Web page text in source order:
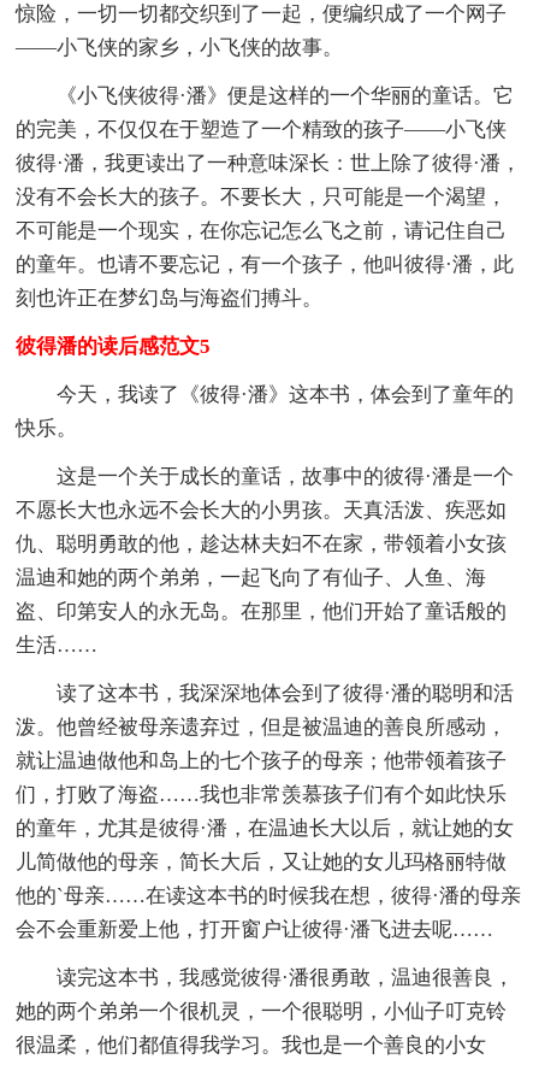
惊险，一切一切都交织到了一起，便编织成了一个网子
——小飞侠的家乡，小飞侠的故事。
《小飞侠彼得·潘》便是这样的一个华丽的童话。它
的完美，不仅仅在于塑造了一个精致的孩子——小飞侠
彼得·潘，我更读出了一种意味深长：世上除了彼得·潘，
没有不会长大的孩子。不要长大，只可能是一个渴望，
不可能是一个现实，在你忘记怎么飞之前，请记住自己
的童年。也请不要忘记，有一个孩子，他叫彼得·潘，此
刻也许正在梦幻岛与海盗们搏斗。
彼得潘的读后感范文5
今天，我读了《彼得·潘》这本书，体会到了童年的
快乐。
这是一个关于成长的童话，故事中的彼得·潘是一个
不愿长大也永远不会长大的小男孩。天真活泼、疾恶如
仇、聪明勇敢的他，趁达林夫妇不在家，带领着小女孩
温迪和她的两个弟弟，一起飞向了有仙子、人鱼、海
盗、印第安人的永无岛。在那里，他们开始了童话般的
生活……
读了这本书，我深深地体会到了彼得·潘的聪明和活
泼。他曾经被母亲遗弃过，但是被温迪的善良所感动，
就让温迪做他和岛上的七个孩子的母亲；他带领着孩子
们，打败了海盗……我也非常羡慕孩子们有个如此快乐
的童年，尤其是彼得·潘，在温迪长大以后，就让她的女
儿简做他的母亲，简长大后，又让她的女儿玛格丽特做
他的`母亲……在读这本书的时候我在想，彼得·潘的母亲
会不会重新爱上他，打开窗户让彼得·潘飞进去呢……
读完这本书，我感觉彼得·潘很勇敢，温迪很善良，
她的两个弟弟一个很机灵，一个很聪明，小仙子叮克铃
很温柔，他们都值得我学习。我也是一个善良的小女